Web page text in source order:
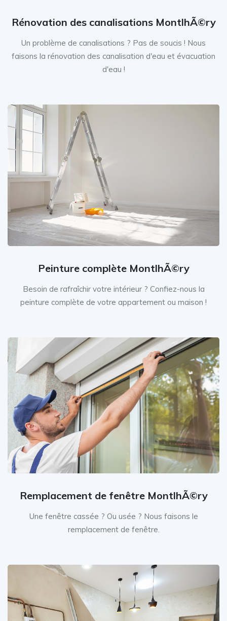
Rénovation des canalisations MontlhÃ©ry
Un problème de canalisations ? Pas de soucis ! Nous
faisons la rénovation des canalisation d'eau et évacuation
d'eau !
Peinture complète MontlhÃ©ry
Besoin de rafraîchir votre intérieur ? Confiez-nous la
peinture complète de votre appartement ou maison !
Remplacement de fenêtre MontlhÃ©ry
Une fenêtre cassée ? Ou usée ? Nous faisons le
remplacement de fenêtre.